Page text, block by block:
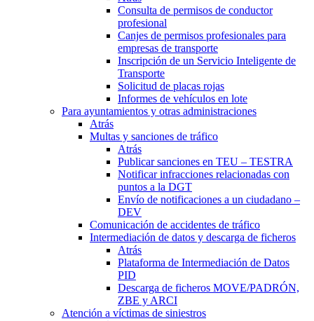
Consulta de permisos de conductor
profesional
Canjes de permisos profesionales para
empresas de transporte
Inscripción de un Servicio Inteligente de
Transporte
Solicitud de placas rojas
Informes de vehículos en lote
Para ayuntamientos y otras administraciones
Atrás
Multas y sanciones de tráfico
Atrás
Publicar sanciones en TEU – TESTRA
Notificar infracciones relacionadas con
puntos a la DGT
Envío de notificaciones a un ciudadano –
DEV
Comunicación de accidentes de tráfico
Intermediación de datos y descarga de ficheros
Atrás
Plataforma de Intermediación de Datos
PID
Descarga de ficheros MOVE/PADRÓN,
ZBE y ARCI
Atención a víctimas de siniestros